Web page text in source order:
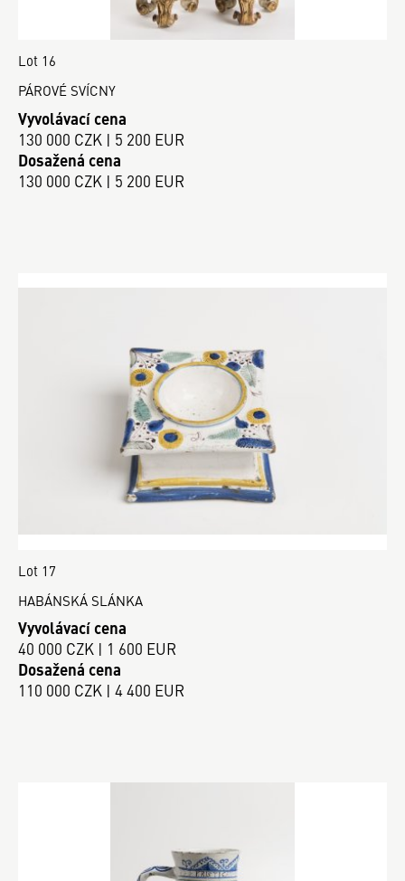
Lot 16
PÁROVÉ SVÍCNY
Vyvolávací cena
130 000 CZK | 5 200 EUR
Dosažená cena
130 000 CZK | 5 200 EUR
Lot 17
HABÁNSKÁ SLÁNKA
Vyvolávací cena
40 000 CZK | 1 600 EUR
Dosažená cena
110 000 CZK | 4 400 EUR